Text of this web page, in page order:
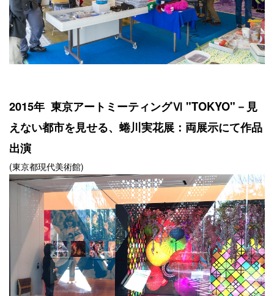
2015年 東京アートミーティングⅥ "TOKYO"－見
えない都市を見せる、蜷川実花展：両展示にて作品
出演
(東京都現代美術館)